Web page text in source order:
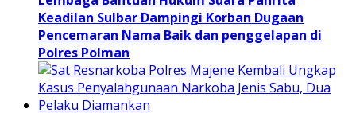
Keadilan Sulbar Dampingi Korban Dugaan
Pencemaran Nama Baik dan penggelapan di
Polres Polman